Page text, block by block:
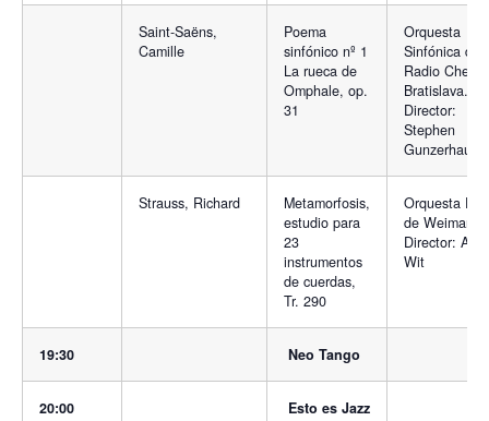
Saint-Saëns,
Camille
Poema
sinfónico nº 1
La rueca de
Omphale, op.
31
Orquesta
Sinfónica de
Radio Checa,
Bratislava.
Director:
Stephen
Gunzerhauser
Strauss, Richard
Metamorfosis,
estudio para
23
instrumentos
de cuerdas,
Tr. 290
Orquesta
de Weimar.
Director:
Wit
19:30 Neo Tango
20:00 Esto es Jazz